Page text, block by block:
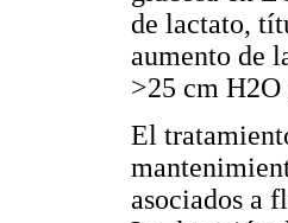
de lactato,
aumento de
>25 cm
El
asociados a